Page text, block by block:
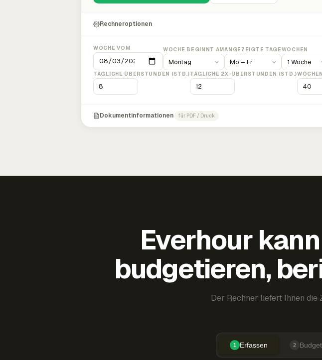
Rechneroptionen
WOCHE VOM WOCHE BEGINNT AMANGEZEIGTE TAGEWOCHEN
TÄGLICHE ÜBERSTUNDEN (STD.)TÄGLICHE 2X-ÜBERSTUNDEN (STD.)
Dokumentinformationen für PDF / Druck
Everhour
budgetieren,
Der Rechner liefert Ihnen
1 Erfassen 2 Budget